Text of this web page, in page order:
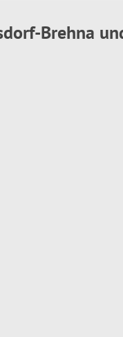
Brehna